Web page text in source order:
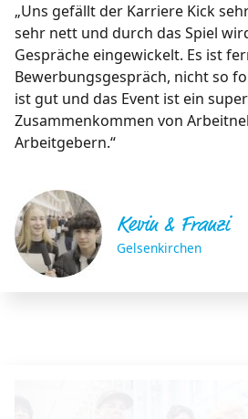
„Uns gefällt der Karriere Kick
sehr nett und durch das Spiel
Gespräche eingewickelt. Es ist
Bewerbungsgespräch, nicht so
ist gut und das Event ist ein
Zusammenkommen von
Arbeitgebern.“
Kevin & Franzi
Gelsenkirchen